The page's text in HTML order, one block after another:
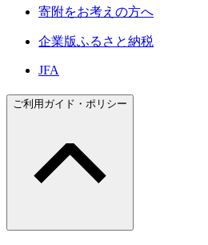
寄附をお考えの方へ
企業版ふるさと納税
JFA
ご利用ガイド・ポリシー